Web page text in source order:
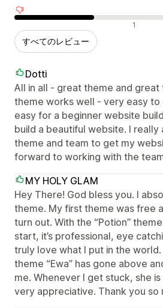
否定的なレビュー 1
すべてのレビュー
Dotti
All in all - great theme and
theme works well - very easy
easy for a beginner website
build a beautiful website. I really
theme and team to get my
forward to working with the
MY HOLY GLAM
Hey There! God bless you. I
theme. My first theme was free
turn out. With the “Potion”
start, it’s professional, eye
truly love what I put in the
theme “Ewa” has gone above
me. Whenever I get stuck, she
very appreciative. Thank you so